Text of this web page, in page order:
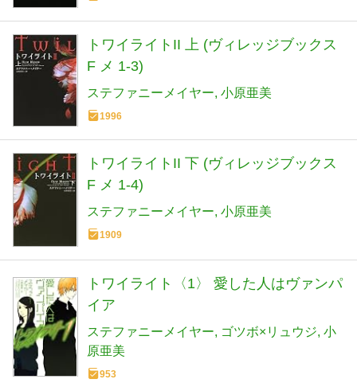
トワイライトII 上 (ヴィレッジブックス
F メ 1-3)
ステファニーメイヤー 小原亜美
1996
トワイライトII 下 (ヴィレッジブックス
F メ 1-4)
ステファニーメイヤー 小原亜美
1909
トワイライト〈1〉 愛した人はヴァンパ
イア
ステファニーメイヤー ゴツボ×リュウジ 小
原亜美
953